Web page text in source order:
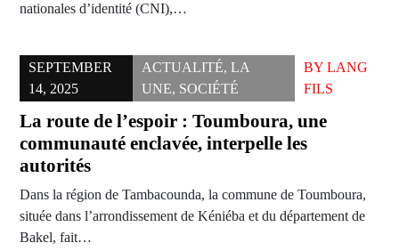
nationales d’identité (CNI),…
SEPTEMBER
14, 2025
ACTUALITÉ, LA
UNE, SOCIÉTÉ
BY LANG
FILS
La route de l’espoir : Toumboura, une
communauté enclavée, interpelle les
autorités
Dans la région de Tambacounda, la commune de Toumboura,
située dans l’arrondissement de Kéniéba et du département de
Bakel, fait…